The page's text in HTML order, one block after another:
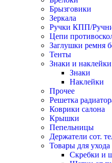
Брызговики
Зеркала
Ручки КПП/
Цепи
Заглушки ремня
Тенты
Знаки и наклейки
Знаки
Наклейки
Прочее
Решетка
Коврики салона
Крышки
Пепельницы
Держатели сот.
Товары для ухода
Скребки и